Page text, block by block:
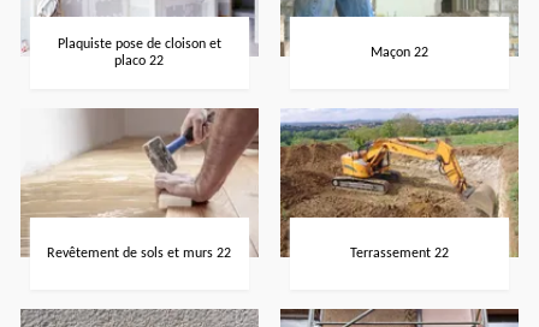
Plaquiste pose de cloison et
placo 22
Maçon 22
Revêtement de sols et murs 22 Terrassement 22